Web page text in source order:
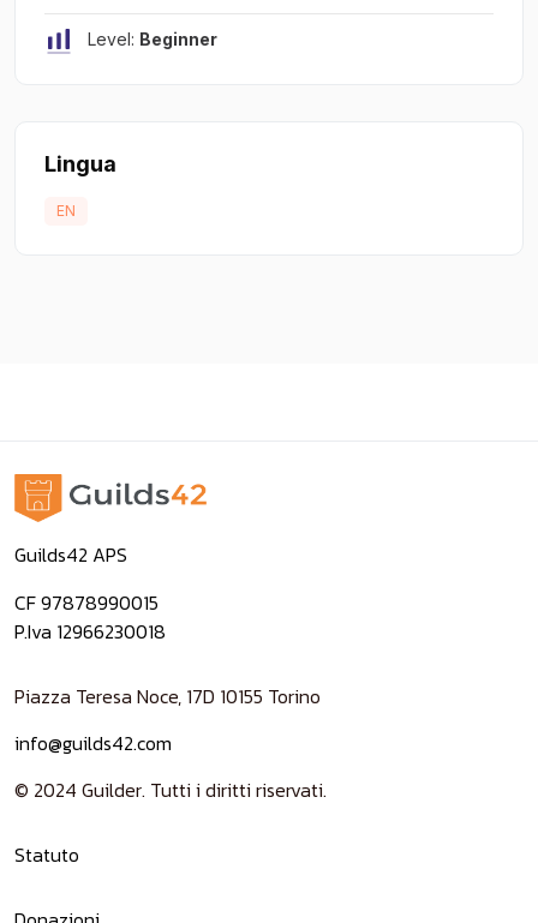
Level: Beginner
Lingua
EN
Guilds42 APS
CF 97878990015
P.Iva 12966230018
Piazza Teresa Noce, 17D 10155 Torino
info@guilds42.com
© 2024 Guilder. Tutti i diritti riservati.
Statuto